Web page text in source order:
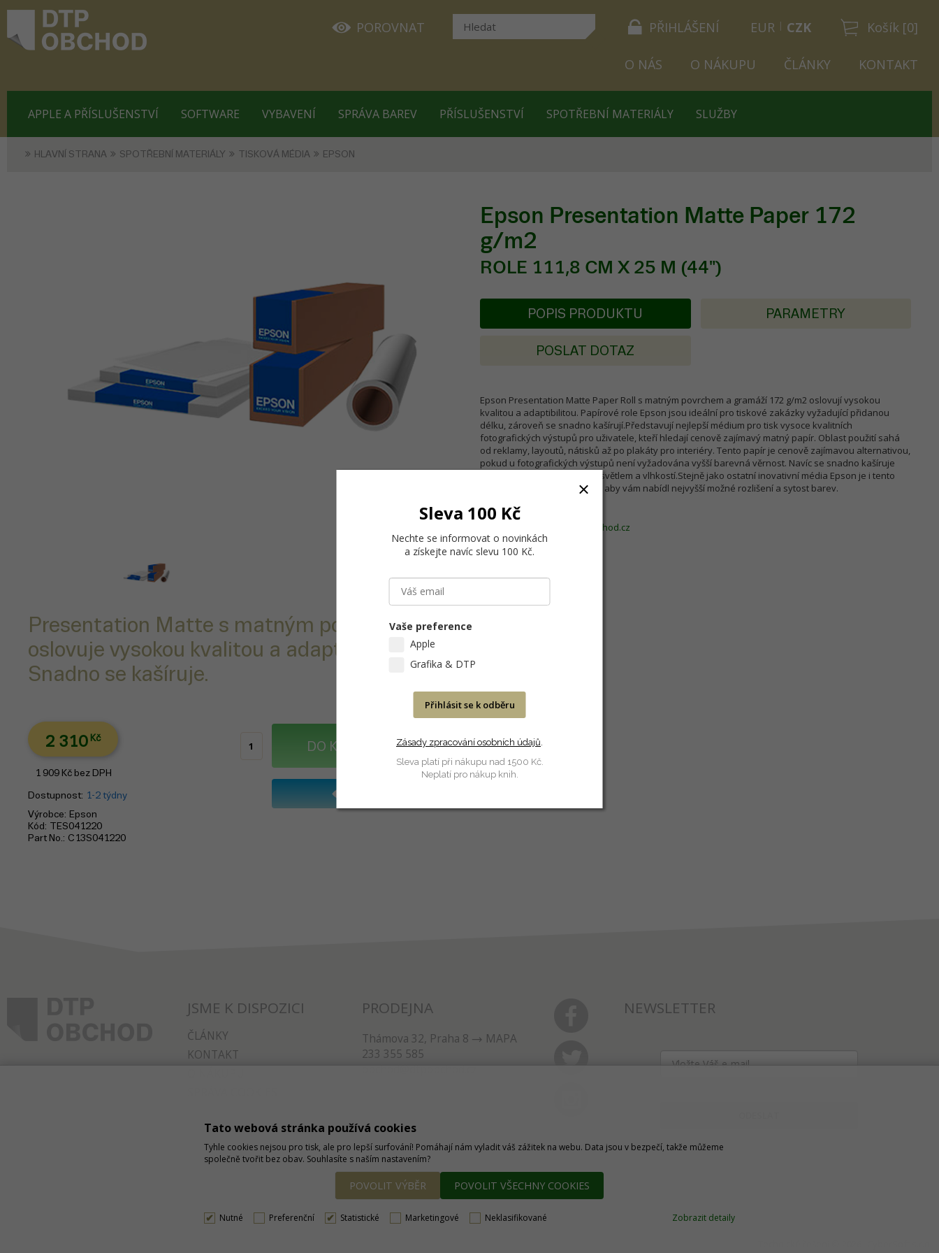
PŘIHLÁŠENÍ Košík [0]
POROVNAT EUR CZK
O NÁS O NÁKUPU ČLÁNKY KONTAKT
APPLE A PŘÍSLUŠENSTVÍ SOFTWARE VYBAVENÍ SPRÁVA BAREV PŘÍSLUŠENSTVÍ SPOTŘEBNÍ MATERIÁLY SLUŽBY
HLAVNÍ STRANA SPOTŘEBNÍ MATERIÁLY TISKOVÁ MÉDIA EPSON
Epson Presentation Matte Paper 172
g/m2
ROLE 111,8 CM X 25 M (44")
Presentation Matte s matným povrchem
oslovuje vysokou kvalitou a adaptibilitou.
Snadno se kašíruje.
2 310 Kč
1 909 Kč bez DPH
Dostupnost 1-2 týdny
Výrobce
Epson
Kód
TES041220
Part No. C13S041220
DO KOŠÍKU
POPIS PRODUKTU PARAMETRY
POSLAT DOTAZ
Epson Presentation Matte Paper Roll s matným povrchem a gramáží 172 g/m2 oslovují vysokou
kvalitou a adaptibilitou. Papírové role Epson jsou ideální pro tiskové zakázky vyžadující přidanou
délku, zároveň se snadno kašírují.Představují nejlepší médium pro tisk vysoce kvalitních
fotografických výstupů pro uživatele, kteří hledají cenově zajímavý matný papír. Oblast použití sahá
od reklamy, layoutů, nátisků až po plakáty pro interiéry. Tento papír je cenově zajímavou alternativou,
pokud u fotografických výstupů není vyžadována vyšší barevná věrnost. Navíc se snadno kašíruje
pro ještě lepší ochranu před světlem a vlhkostí.Stejně jako ostatní inovativní média Epson je i tento
papír navržen a vyroben tak, aby vám nabídl nejvyšší možné rozlišení a sytost barev.
Produkt manažer:
dtp@dtpobchod.cz
JSME K DISPOZICI
ČLÁNKY
KONTAKT
PRODEJNA
Thámova 32, Praha 8
MAPA
233 355 585
NEWSLETTER
Tato webová stránka používá cookies
Tyhle cookies nejsou pro tisk, ale pro lepší surfování! Pomáhají nám vyladit váš zážitek na webu. Data jsou v bezpečí, takže můžeme
společně tvořit bez obav. Souhlasíte s naším nastavením?
POVOLIT VÝBĚR POVOLIT VŠECHNY COOKIES
Nutné Preferenční Statistické Marketingové Neklasifikované Zobrazit detaily
Sleva 100 Kč
Nechte se informovat o novinkách
a získejte navíc slevu 100 Kč.
Vaše preference
Apple
Grafika & DTP
Přihlásit se k odběru
Zásady zpracování osobních údajů
Sleva platí při nákupu nad 1500 Kč.
Neplatí pro nákup knih.